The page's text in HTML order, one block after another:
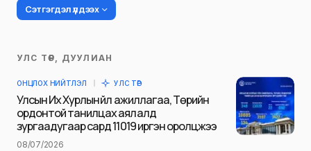
Сэтгэгдэл үлдээх
Таны имэйл хаягийг нийтлэхгүй.
тэмдэглэсэн
Name
УЛС ТӨР, ДУУЛИАН
ОНЦЛОХ НИЙТЛЭЛ УЛС ТӨР
Улсын Их Хурлын үйл ажиллагаа, Төрийн
ордонтой танилцах аялалд
зургаадугаар сард 11019 иргэн оролцжээ
08/07/2026